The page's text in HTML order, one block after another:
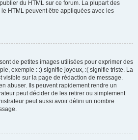
du HTML sur ce forum. La plupart des
HTML peuvent être appliquées avec les
de petites images utilisées pour exprimer des
exemple : :) signifie joyeux, :( signifie triste. La
visible sur la page de rédaction de message.
abuser. Ils peuvent rapidement rendre un
peut décider de les retirer ou simplement
peut aussi avoir défini un nombre